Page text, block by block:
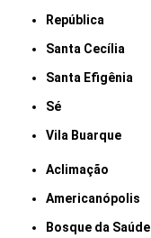
República
Santa Cecília
Santa Efigênia
Sé
Vila Buarque
Aclimação
Americanópolis
Bosque da Saúde